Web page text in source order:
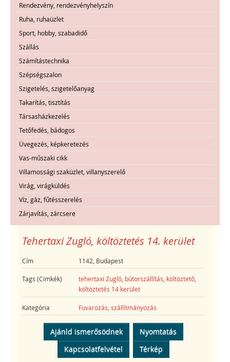
Rendezvény, rendezvényhelyszín
Ruha, ruhaüzlet
Sport, hobby, szabadidő
Szállás
Számítástechnika
Szépségszalon
Szigetelés, szigetelőanyag
Takarítás, tisztítás
Társasházkezelés
Tetőfedés, bádogos
Üvegezés, képkeretezés
Vas-műszaki cikk
Villamossági szaküzlet, villanyszerelő
Virág, virágküldés
Víz, gáz, fűtésszerelés
Zárjavítás, zárcsere
Tehertaxi Zugló, költöztetés 14. kerület
Cím 1142, Budapest
Tags (Cimkék) tehertaxi Zugló, bútorszállítás, költöztető,
költöztetés 14 kerület
Kategória Fuvarozás, szállítmányozás
Ajánld ismerősödnek
Nyomtatás
Kapcsolatfelvétel
Térkép